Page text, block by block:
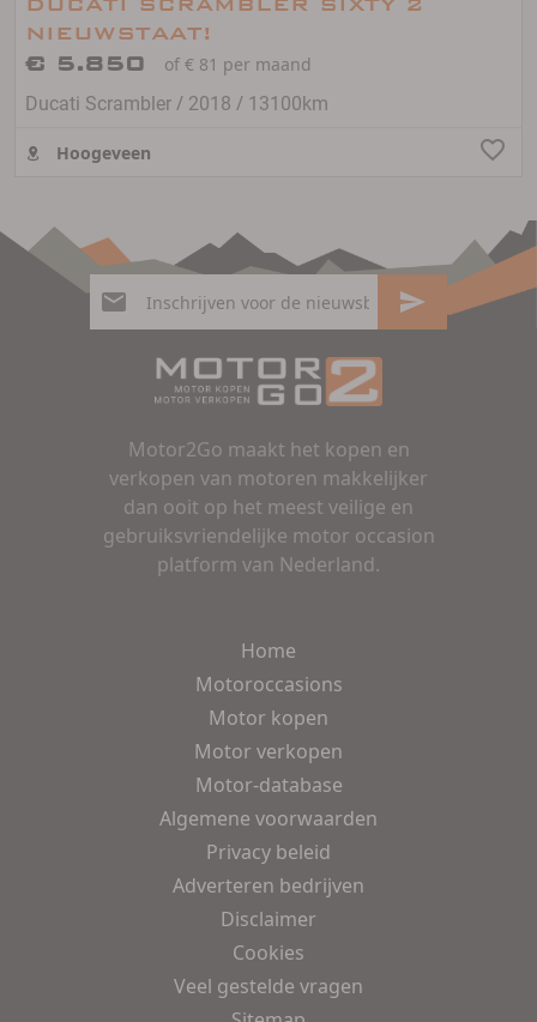
NIEUWSTAAT!
€ 5.850
of € 81 per maand
Ducati Scrambler / 2018 / 13100km
Hoogeveen
Motor2Go maakt het kopen en
verkopen van motoren makkelijker
dan ooit op het meest veilige en
gebruiksvriendelijke motor occasion
platform van Nederland.
Home
Motoroccasions
Motor kopen
Motor verkopen
Motor-database
Algemene voorwaarden
Privacy beleid
Adverteren bedrijven
Disclaimer
Cookies
Veel gestelde vragen